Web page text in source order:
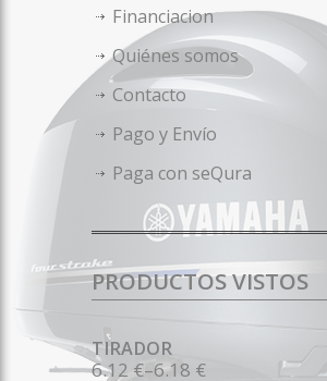
Financiacion
Quiénes somos
Contacto
Pago y Envío
Paga con seQura
PRODUCTOS VISTOS
TIRADOR
6.12 €–6.18 €